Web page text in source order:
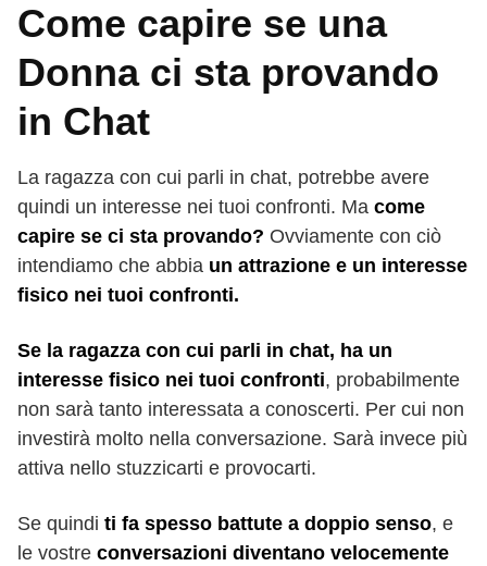
Come capire se una
Donna ci sta provando
in Chat
La ragazza con cui parli in chat, potrebbe avere
quindi un interesse nei tuoi confronti. Ma come
capire se ci sta provando? Ovviamente con ciò
intendiamo che abbia un attrazione e un interesse
fisico nei tuoi confronti.
Se la ragazza con cui parli in chat, ha un
interesse fisico nei tuoi confronti, probabilmente
non sarà tanto interessata a conoscerti. Per cui non
investirà molto nella conversazione. Sarà invece più
attiva nello stuzzicarti e provocarti.
Se quindi ti fa spesso battute a doppio senso, e
le vostre conversazioni diventano velocemente